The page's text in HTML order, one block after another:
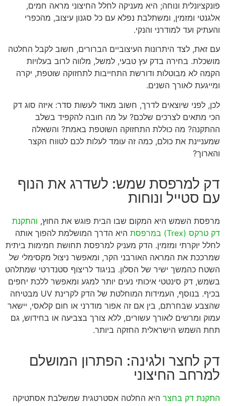
פונקציונלית ונוחה; היא מעניקה לחלל החיצוני מראה חמים,
אלגנטי ומזמין, ומשתלבת נפלא עם כל סגנון עיצוב, מהכפרי
והעתיק ועד למודרני והנקי.
עם זאת, לצד היתרונות העיצוביים הברורים, חשוב לקבל החלטה
מושכלת. בחירה בדק עץ טבעי, למשל, מלווה לרוב בעלויות
הקמה לא מבוטלות ודורשת התחייבות לתחזוקה שוטפת, יקרה
ומייגעת לאורך השנים.
לכן, לפני שיוצאים לדרך, חשוב מאוד לעשות סדר: איזה סוג דק
הכי מתאים לצרכים שלכם? על מה חובה להקפיד בשלב
ההתקנה? מה כוללת התחזוקה השוטפת באמת? והשאלה
שמעניינת את כולם, כמה זה עומד לעלות לכם לטווח הקצר
והארוך?
דק למרפסת שמש: לשדרג את הנוף
עם סטייל ונוחות
מרפסת השמש היא המקום שבו הבית פוגש את החוץ, והתקנת
דק טרקס (Trex) במרפסת
היא הדרך המושלמת להפוך אותה
לחלל יוקרתי ומזמין. הדק מעניק למרפסת תחושת חמימות ביתית
שמרככת את המראה האורבני הקר, ומאפשר ניצול מקסימלי של
השטח כהמשך ישיר של הסלון. בניגוד לריצוף סטנדרטי שמתלהט
בשמש, דק סינטטי איכותי נעים יותר למגע ומאפשר ללכת יחפים
בכיף. בנוסף, העמידות המוחלטת של הדק לקרינת UV מבטיחה
שהצבע שבחרתם, בין אם זה אפור מודרני או חום קלאסי, יישאר
עמוק ומרשים לאורך עשורים, ללא צורך בצביעה או בחידוש, גם
תחת השמש הישראלית החזקה ביותר.
דק לחצר ולגינה: הפתרון המושלם
למרחב החיצוני
התקנת דק בחצר היא החלטה אסטרטגית שמשלבת אסתטיקה